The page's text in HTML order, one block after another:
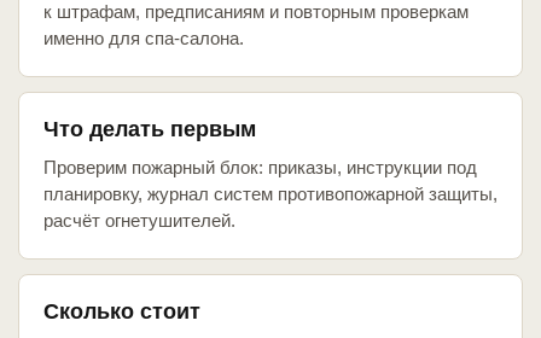
к штрафам, предписаниям и повторным проверкам
именно для спа-салона.
Что делать первым
Проверим пожарный блок: приказы, инструкции под
планировку, журнал систем противопожарной защиты,
расчёт огнетушителей.
Сколько стоит